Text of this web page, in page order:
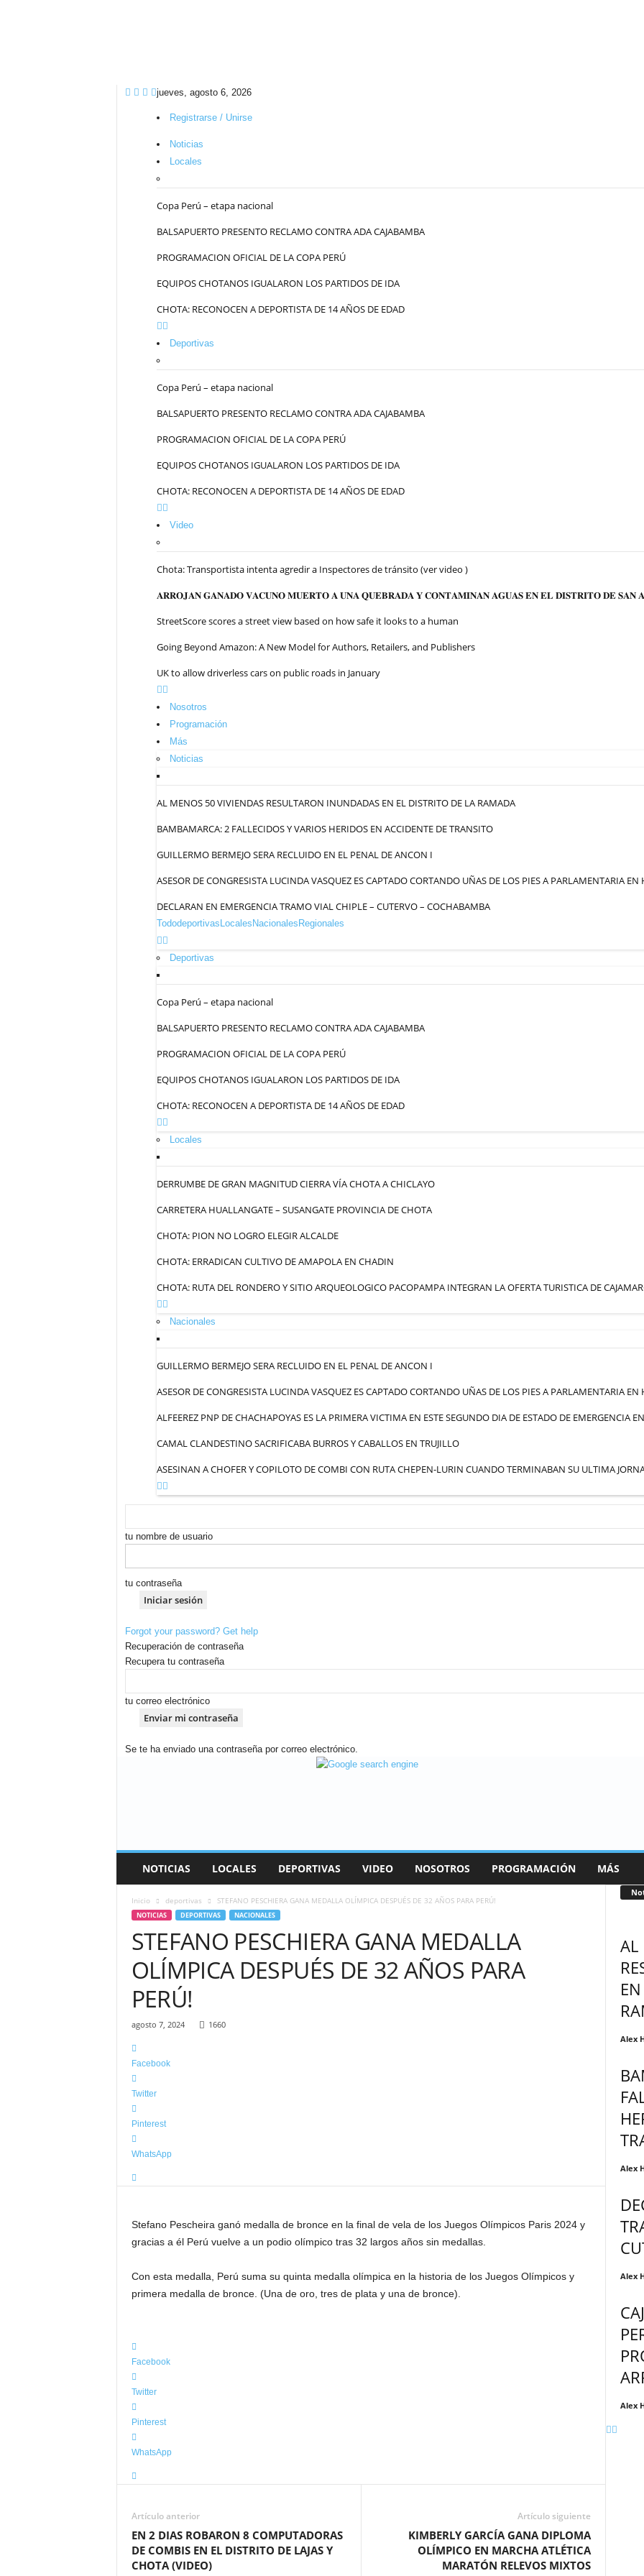
jueves, agosto 6, 2026
Registrarse / Unirse
Noticias
Locales
Copa Perú – etapa nacional
BALSAPUERTO PRESENTO RECLAMO CONTRA ADA CAJABAMBA
PROGRAMACION OFICIAL DE LA COPA PERÚ
EQUIPOS CHOTANOS IGUALARON LOS PARTIDOS DE IDA
CHOTA: RECONOCEN A DEPORTISTA DE 14 AÑOS DE EDAD
Deportivas
Copa Perú – etapa nacional
BALSAPUERTO PRESENTO RECLAMO CONTRA ADA CAJABAMBA
PROGRAMACION OFICIAL DE LA COPA PERÚ
EQUIPOS CHOTANOS IGUALARON LOS PARTIDOS DE IDA
CHOTA: RECONOCEN A DEPORTISTA DE 14 AÑOS DE EDAD
Video
Chota: Transportista intenta agredir a Inspectores de tránsito (ver video )
𝐀𝐑𝐑𝐎𝐉𝐀𝐍 𝐆𝐀𝐍𝐀𝐃𝐎 𝐕𝐀𝐂𝐔𝐍𝐎 𝐌𝐔𝐄𝐑𝐓𝐎 𝐀 𝐔𝐍𝐀 𝐐𝐔𝐄𝐁𝐑𝐀𝐃𝐀 𝐘 𝐂𝐎𝐍𝐓𝐀𝐌𝐈𝐍𝐀𝐍 𝐀𝐆𝐔𝐀𝐒 𝐄𝐍 𝐄𝐋 𝐃𝐈𝐒𝐓𝐑𝐈𝐓𝐎 𝐃𝐄 𝐒𝐀𝐍
StreetScore scores a street view based on how safe it looks to a human
Going Beyond Amazon: A New Model for Authors, Retailers, and Publishers
UK to allow driverless cars on public roads in January
Nosotros
Programación
Más
Noticias
AL MENOS 50 VIVIENDAS RESULTARON INUNDADAS EN EL DISTRITO DE LA RAMADA
BAMBAMARCA: 2 FALLECIDOS Y VARIOS HERIDOS EN ACCIDENTE DE TRANSITO
GUILLERMO BERMEJO SERA RECLUIDO EN EL PENAL DE ANCON I
ASESOR DE CONGRESISTA LUCINDA VASQUEZ ES CAPTADO CORTANDO UÑAS DE LOS PIES A PARLAMENTARIA
DECLARAN EN EMERGENCIA TRAMO VIAL CHIPLE – CUTERVO – COCHABAMBA
Tododeportivas Locales Nacionales Regionales
Deportivas
Copa Perú – etapa nacional
BALSAPUERTO PRESENTO RECLAMO CONTRA ADA CAJABAMBA
PROGRAMACION OFICIAL DE LA COPA PERÚ
EQUIPOS CHOTANOS IGUALARON LOS PARTIDOS DE IDA
CHOTA: RECONOCEN A DEPORTISTA DE 14 AÑOS DE EDAD
Locales
DERRUMBE DE GRAN MAGNITUD CIERRA VÍA CHOTA A CHICLAYO
CARRETERA HUALLANGATE – SUSANGATE PROVINCIA DE CHOTA
CHOTA: PION NO LOGRO ELEGIR ALCALDE
CHOTA: ERRADICAN CULTIVO DE AMAPOLA EN CHADIN
CHOTA: RUTA DEL RONDERO Y SITIO ARQUEOLOGICO PACOPAMPA INTEGRAN LA OFERTA TURISTICA DE
Nacionales
GUILLERMO BERMEJO SERA RECLUIDO EN EL PENAL DE ANCON I
ASESOR DE CONGRESISTA LUCINDA VASQUEZ ES CAPTADO CORTANDO UÑAS DE LOS PIES A PARLAMENTARIA
ALFEEREZ PNP DE CHACHAPOYAS ES LA PRIMERA VICTIMA EN ESTE SEGUNDO DIA DE ESTADO DE EMERGENCIA
CAMAL CLANDESTINO SACRIFICABA BURROS Y CABALLOS EN TRUJILLO
ASESINAN A CHOFER Y COPILOTO DE COMBI CON RUTA CHEPEN-LURIN CUANDO TERMINABAN SU ULTIMA
tu nombre de usuario
tu contraseña
Forgot your password? Get help
Recuperación de contraseña
Recupera tu contraseña
tu correo electrónico
Se te ha enviado una contraseña por correo electrónico.
NOTICIAS LOCALES DEPORTIVAS VIDEO NOSOTROS PROGRAMACIÓN MÁS
Inicio deportivas STEFANO PESCHIERA GANA MEDALLA OLÍMPICA DESPUÉS DE 32 AÑOS PARA PERÚ!
NOTICIAS DEPORTIVAS NACIONALES
STEFANO PESCHIERA GANA MEDALLA
OLÍMPICA DESPUÉS DE 32 AÑOS PARA
PERÚ!
agosto 7, 2024 1660
Facebook
Twitter
Pinterest
WhatsApp
Stefano Pescheira ganó medalla de bronce en la final de vela de los Juegos Olímpicos Paris 2024 y
gracias a él Perú vuelve a un podio olímpico tras 32 largos años sin medallas.
Con esta medalla, Perú suma su quinta medalla olímpica en la historia de los Juegos Olímpicos y
primera medalla de bronce. (Una de oro, tres de plata y una de bronce).
Facebook
Twitter
Pinterest
WhatsApp
Artículo anterior
EN 2 DIAS ROBARON 8 COMPUTADORAS
DE COMBIS EN EL DISTRITO DE LAJAS Y
CHOTA (VIDEO)
Artículo siguiente
KIMBERLY GARCÍA GANA DIPLOMA
OLÍMPICO EN MARCHA ATLÉTICA
MARATÓN RELEVOS MIXTOS
AL
Alex
Alex
Alex
Alex